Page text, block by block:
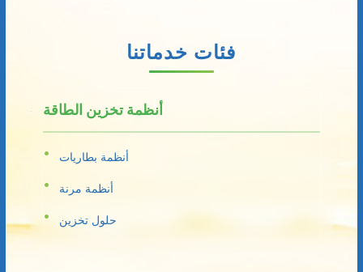
فئات خدماتنا
أنظمة تخزين الطاقة
أنظمة بطاريات
أنظمة مرنة
حلول تخزين